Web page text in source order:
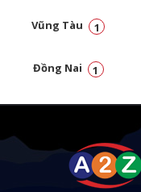
Vũng Tàu 1
Đồng Nai 1